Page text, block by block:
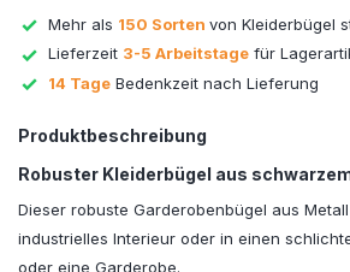
Mehr als 150 Sorten von Kleiderbügel
Lieferzeit 3-5 Arbeitstage für
14 Tage Bedenkzeit nach Lieferung
Produktbeschreibung
Robuster Kleiderbügel aus
Dieser robuste Garderobenbügel aus
industrielles Interieur oder in einen
oder eine Garderobe.